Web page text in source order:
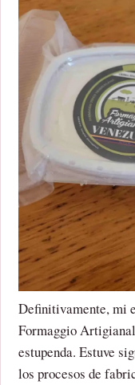
Definitivamente, mi
Formaggio
estupenda. Estuve
los procesos de